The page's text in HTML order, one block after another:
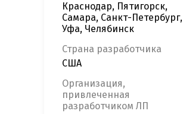
Краснодар, Пятигорск,
Самара, Санкт-Петербург,
Уфа, Челябинск
Страна разработчика
США
Организация,
привлеченная
разработчиком ЛП